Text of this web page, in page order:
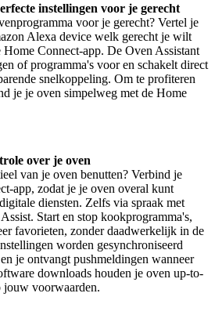
instellingen voor je gerecht
voor je gerecht? Vertel je
Alexa device welk gerecht je wilt
Connect-app. De Oven Assistant
of programma's voor en schakelt direct
snelkoppeling. Om te profiteren
je je oven simpelweg met de Home
over je oven
van je oven benutten? Verbind je
app, zodat je je oven overal kunt
diensten. Zelfs via spraak met
Start en stop kookprogramma's,
favorieten, zonder daadwerkelijk in de
worden gesynchroniseerd
je ontvangt pushmeldingen wanneer
downloads houden je oven up-to-
jouw voorwaarden.